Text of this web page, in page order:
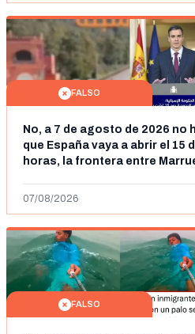
FALSO
No, a 7 de agosto de 2026 no
que España vaya a abrir el 15
horas, la frontera entre
07/08/2026
FALSO